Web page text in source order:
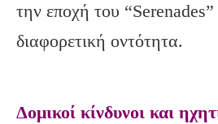
την εποχή του
διαφορετική οντότητα.
Δομικοί κίνδυνοι και